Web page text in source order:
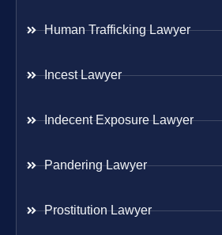
Human Trafficking Lawyer
Incest Lawyer
Indecent Exposure Lawyer
Pandering Lawyer
Prostitution Lawyer